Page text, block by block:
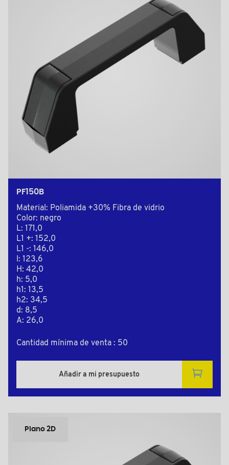
PF150B
Material: Poliamida +30% Fibra de vidrio
Color: negro
L: 171,0
L1 +: 152,0
L1 -: 146,0
l: 123,6
H: 42,0
h: 5,0
h1: 13,5
h2: 34,5
d: 8,5
A: 26,0
Cantidad mínima de venta : 50
Añadir a mi presupuesto
Plano 2D